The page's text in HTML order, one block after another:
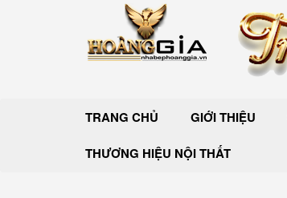
TRANG CHỦ GIỚI THIỆU
THƯƠNG HIỆU NỘI THẤT